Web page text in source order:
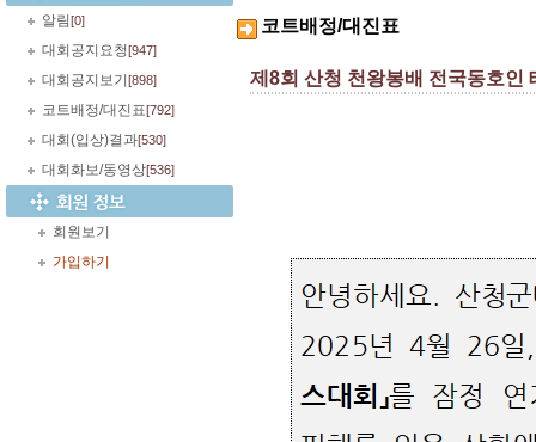
알림[0]
대회공지요청[947]
대회공지보기 [898]
코트배정/대진표[792]
대회(입상)결과[530]
대회화보/동영상[536]
회원보기
가입하기
코트배정/대진표
제8회 산청 천왕봉배 전국동호인